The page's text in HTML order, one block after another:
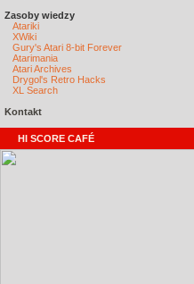
Zasoby wiedzy
Atariki
XWiki
Gury's Atari 8-bit Forever
Atarimania
Atari Archives
Drygol's Retro Hacks
XL Search
Kontakt
HI SCORE CAFÉ